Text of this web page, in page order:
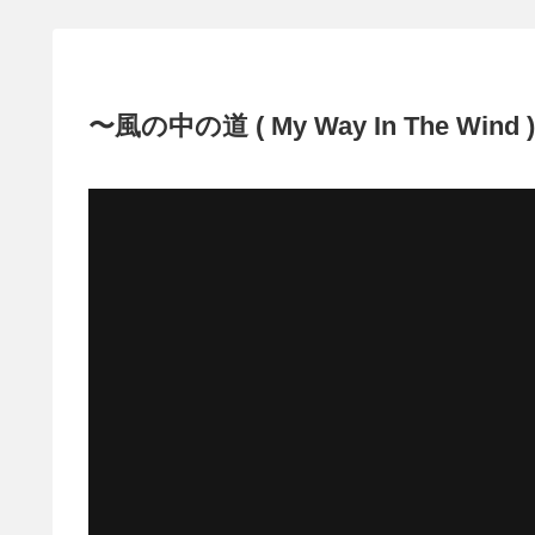
〜風の中の道 ( My Way In The Wind